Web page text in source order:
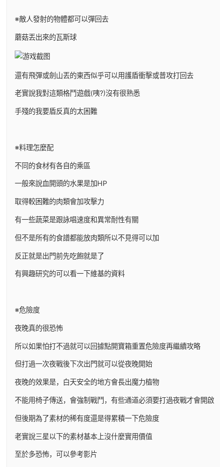
※敵人發射的物體都可以彈回去
蘑菇丟出來的瓦斯球
還有飛彈或劍山丟的東西似乎可以用護盾衝擊或普攻打回去
老實說我對這類格鬥遊戲(咦?)沒有很熟悉
手殘的我要盾反真的太困難
※料理怎麼配
不同的食材有各自的乘區
一般來說血開頭的水果是加HP
取得較困難的肉類會加攻擊力
有一些蔬菜是跟詠唱速度和異常耐性有關
但不是所有的食譜都能放肉類所以不見得可以加
反正就是出門前先吃飽就是了
有興趣研究的可以看一下維基的資料
※危險度
夜晚真的很恐怖
所以如果怕打不過就可以回據點開寶箱重置危險度再繼續攻略
但打過一次夜戰後下次出門就可以從夜晚開始
夜晚的效果是，白天安全的地方會長出魔力植物
不能用椅子傳送，會強制戰鬥，有些通道必須要打過夜戰才會開啟
但後期為了素材的稀有度還是得累積一下危險度
老實說三星以下的素材基本上沒什麼實用價值
至於多恐怖，可以參考影片